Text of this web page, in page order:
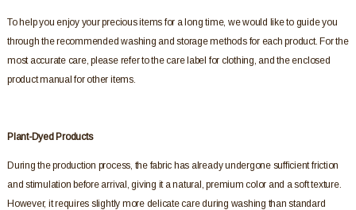
To help you enjoy your precious items for a long time, we would like to guide you
through the recommended washing and storage methods for each product. For the
most accurate care, please refer to the care label for clothing, and the enclosed
product manual for other items.
Plant-Dyed Products
During the production process, the fabric has already undergone sufficient friction
and stimulation before arrival, giving it a natural, premium color and a soft texture.
However, it requires slightly more delicate care during washing than standard